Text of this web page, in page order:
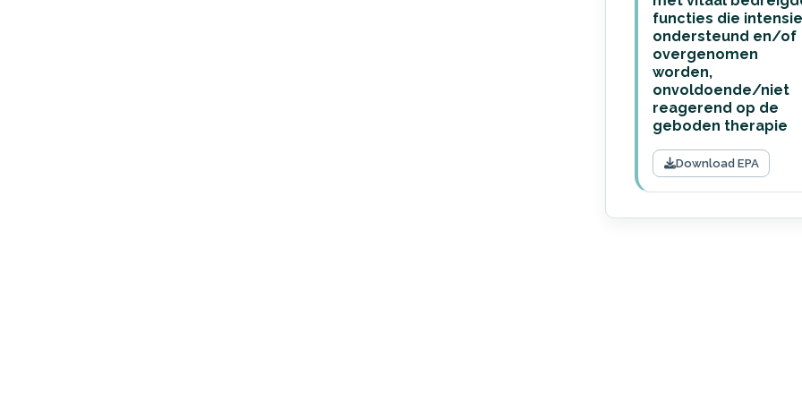
functies die
ondersteund en/of
overgenomen
worden,
onvoldoende/niet
reagerend op de
geboden therapie
Download EPA